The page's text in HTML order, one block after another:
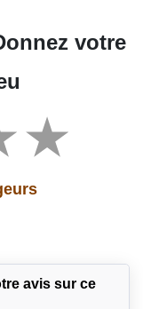
votre
avis sur ce